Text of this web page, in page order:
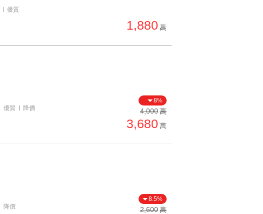
優質
1,880 萬
優質 降價
8%
4,000萬
3,680 萬
降價
8.5%
2,600萬